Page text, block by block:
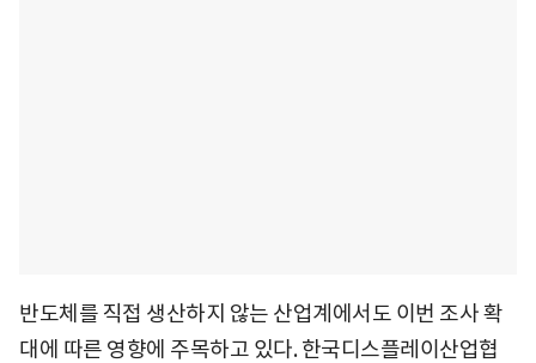
반도체를 직접 생산하지 않는 산업계에서도 이번 조사 확
대에 따른 영향에 주목하고 있다. 한국디스플레이산업협